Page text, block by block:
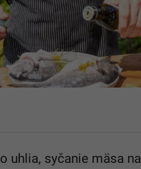
uhlia, syčanie mäsa